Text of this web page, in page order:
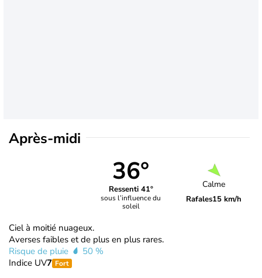
Après-midi
36°
Ressenti 41°
sous l’influence du
soleil
Calme
Rafales15 km/h
Ciel à moitié nuageux.
Averses faibles et de plus en plus rares.
Risque de pluie
50 %
Indice UV7 Fort